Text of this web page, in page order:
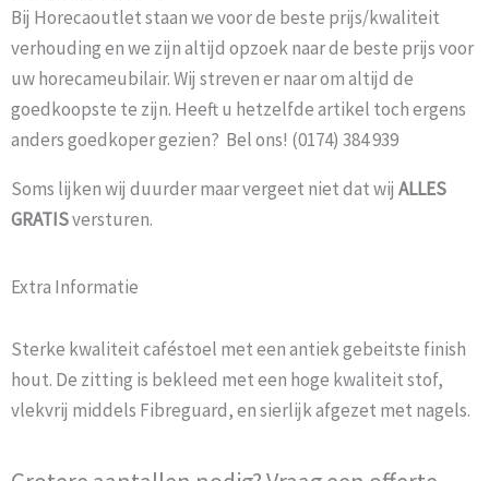
Bij Horecaoutlet staan we voor de beste prijs/kwaliteit
verhouding en we zijn altijd opzoek naar de beste prijs voor
uw horecameubilair. Wij streven er naar om altijd de
goedkoopste te zijn. Heeft u hetzelfde artikel toch ergens
anders goedkoper gezien? Bel ons! (0174) 384 939
Soms lijken wij duurder maar vergeet niet dat wij ALLES
GRATISversturen.
Extra Informatie
Sterke kwaliteit caféstoel met een antiek gebeitste finish
hout. De zitting is bekleed met een hoge kwaliteit stof,
vlekvrij middels Fibreguard, en sierlijk afgezet met nagels.